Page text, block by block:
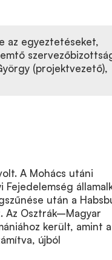
az egyeztetéseket,
(projektvezető),
A Mohács utáni
Fejedelemség
után a
Az Osztrák–Magyar
került, amint
újból